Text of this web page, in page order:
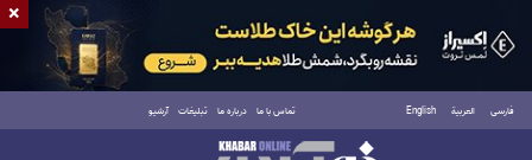
فارسی العربية English تماس با ما درباره ما تبلیغات آرشیو
جمعه ۱۶ مرداد ۱۴۰۵
×